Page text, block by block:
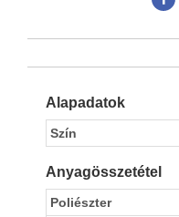
Alapadatok
Szín
Anyagösszetétel
Poliészter